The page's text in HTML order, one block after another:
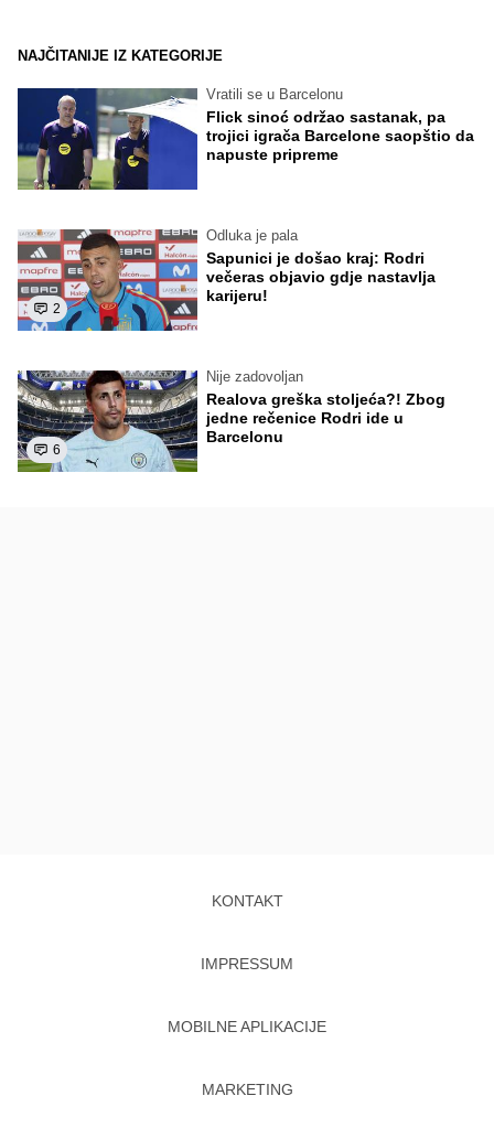
NAJČITANIJE IZ KATEGORIJE
Vratili se u Barcelonu
Flick sinoć održao sastanak, pa
trojici igrača Barcelone saopštio da
napuste pripreme
2
Odluka je pala
Sapunici je došao kraj: Rodri
večeras objavio gdje nastavlja
karijeru!
6
Nije zadovoljan
Realova greška stoljeća?! Zbog
jedne rečenice Rodri ide u
Barcelonu
KONTAKT
IMPRESSUM
MOBILNE APLIKACIJE
MARKETING